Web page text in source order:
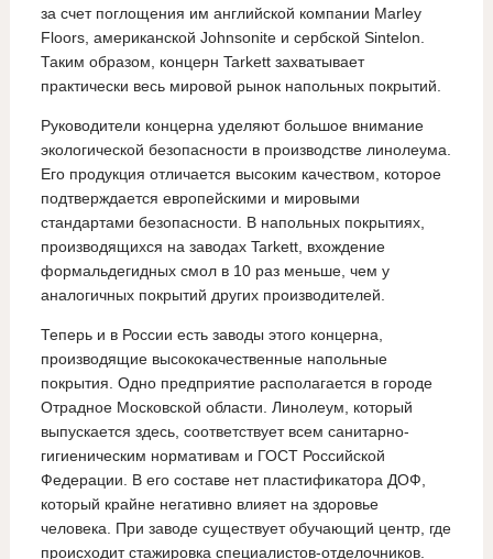
за счет поглощения им английской компании Marley
Floors, американской Johnsonite и сербской Sintelon.
Таким образом, концерн Tarkett захватывает
практически весь мировой рынок напольных покрытий.
Руководители концерна уделяют большое внимание
экологической безопасности в производстве линолеума.
Его продукция отличается высоким качеством, которое
подтверждается европейскими и мировыми
стандартами безопасности. В напольных покрытиях,
производящихся на заводах Tarkett, вхождение
формальдегидных смол в 10 раз меньше, чем у
аналогичных покрытий других производителей.
Теперь и в России есть заводы этого концерна,
производящие высококачественные напольные
покрытия. Одно предприятие располагается в городе
Отрадное Московской области. Линолеум, который
выпускается здесь, соответствует всем санитарно-
гигиеническим нормативам и ГОСТ Российской
Федерации. В его составе нет пластификатора ДОФ,
который крайне негативно влияет на здоровье
человека. При заводе существует обучающий центр, где
происходит стажировка специалистов-отделочников.